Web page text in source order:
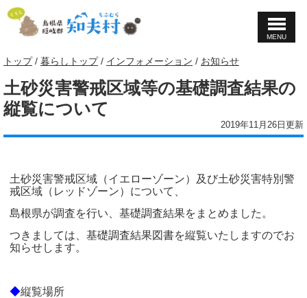
このページの本文へ
MENU
現
の
位
置：
トップ/ 暮らしトップ/ インフォメーション / お知らせ
土砂災害警戒区域等の基礎調査結果の
縦覧について
2019年11月26日更新
土砂災害警戒区域（イエローゾーン）及び土砂災害特別警
戒区域（レッドゾーン）について、
島根県が調査を行い、基礎調査結果をまとめました。
つきましては、基礎調査結果図書を縦覧いたしますのでお
知らせします。
◆縦覧場所